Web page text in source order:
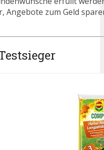
Angebote zum Geld